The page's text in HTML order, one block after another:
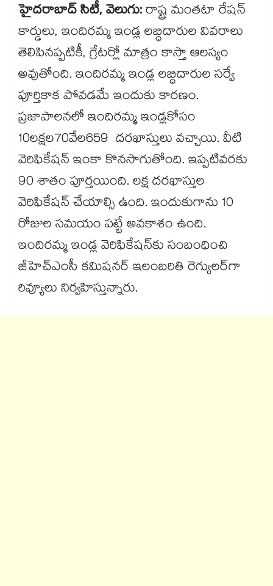
హైదరాబాద్ సిటీ, వెలుగు:రాష్ట్ర మంతటా రేషన్
కార్డులు, ఇందిరమ్మ ఇండ్ల లబ్ధిదారుల వివరాలు
తెలిపినప్పటికీ, గ్రేటర్లో మాత్రం కాస్తా ఆలస్యం
అవుతోంది. ఇందిరమ్మ ఇండ్ల లబ్ధిదారుల సర్వే
పూర్తికాక పోవడమే ఇందుకు కారణం.
ప్రజాపాలనలో ఇందిరమ్మ ఇండ్లకోసం
10లక్షల70వేల659 దరఖాస్తులు వచ్చాయి. వీటి
వెరిఫికేషన్ ఇంకా కొనసాగుతోంది. ఇప్పటివరకు
90 శాతం పూర్తయింది. లక్ష దరఖాస్తుల
వెరిఫికేషన్ చేయాల్సి ఉంది. ఇందుకుగాను 10
రోజుల సమయం పట్టే అవకాశం ఉంది.
ఇందిరమ్మ ఇండ్ల వెరిఫికేషన్​కు సంబంధించి
జీహెచ్ఎంసీ కమిషనర్ ఇలంబరితి రెగ్యులర్​గా
రివ్యూలు నిర్వహిస్తున్నారు.